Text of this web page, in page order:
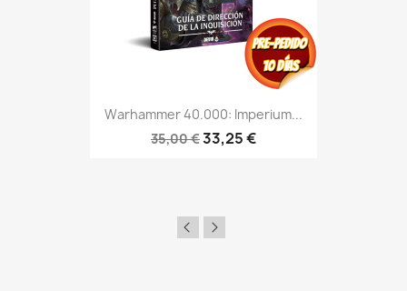
Warhammer 40.000: Imperium...
35,00 €33,25 €